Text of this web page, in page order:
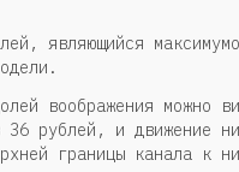
являющийся
воображения можно
рублей, и движение
границы канала к